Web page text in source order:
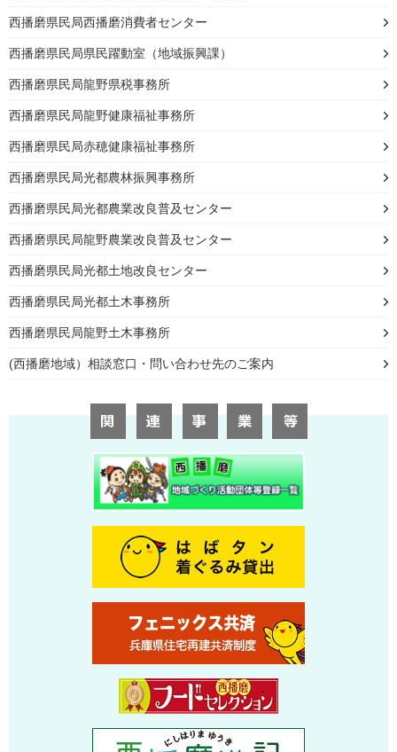
西播磨県民局西播磨消費者センター
西播磨県民局県民躍動室（地域振興課）
西播磨県民局龍野県税事務所
西播磨県民局龍野健康福祉事務所
西播磨県民局赤穂健康福祉事務所
西播磨県民局光都農林振興事務所
西播磨県民局光都農業改良普及センター
西播磨県民局龍野農業改良普及センター
西播磨県民局光都土地改良センター
西播磨県民局光都土木事務所
西播磨県民局龍野土木事務所
(西播磨地域）相談窓口・問い合わせ先のご案内